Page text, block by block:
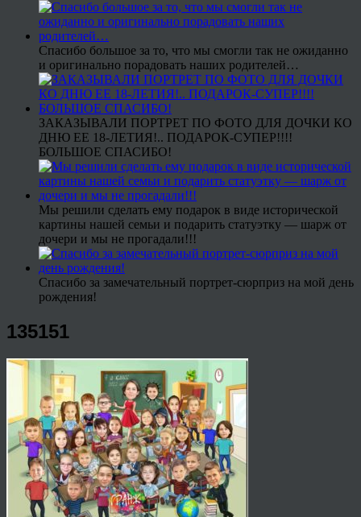
Спасибо большое за то, что мы смогли так не ожиданно
и оригинально порадовать наших родителей…
ЗАКАЗЫВАЛИ ПОРТРЕТ ПО ФОТО ДЛЯ ДОЧКИ КО
ДНЮ ЕЕ 18-ЛЕТИЯ!.. ПОДАРОК-СУПЕР!!!!
БОЛЬШОЕ СПАСИБО!
Мы решили сделать ему подарок в виде исторической
картины нашей семьи и подарить статуэтку — шарж от
дочери и мы не прогадали!!!
Спасибо за замечательный портрет-сюрприз на мой день
рождения!
135151